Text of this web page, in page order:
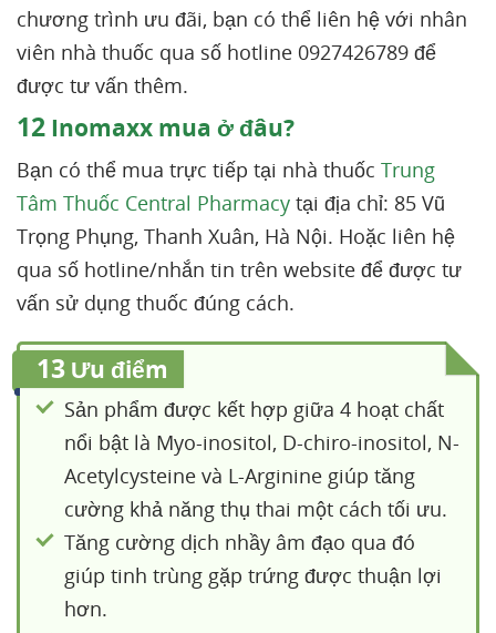
chương trình ưu đãi, bạn có thể liên hệ với nhân
viên nhà thuốc qua số hotline 0927426789 để
được tư vấn thêm.
12 Inomaxx mua ở đâu?
Bạn có thể mua trực tiếp tại nhà thuốc Trung
Tâm Thuốc Central Pharmacy tại địa chỉ: 85 Vũ
Trọng Phụng, Thanh Xuân, Hà Nội. Hoặc liên hệ
qua số hotline/nhắn tin trên website để được tư
vấn sử dụng thuốc đúng cách.
13 Ưu điểm
Sản phẩm được kết hợp giữa 4 hoạt chất
nổi bật là Myo-inositol, D-chiro-inositol, N-
Acetylcysteine và L-Arginine giúp tăng
cường khả năng thụ thai một cách tối ưu.
Tăng cường dịch nhầy âm đạo qua đó
giúp tinh trùng gặp trứng được thuận lợi
hơn.